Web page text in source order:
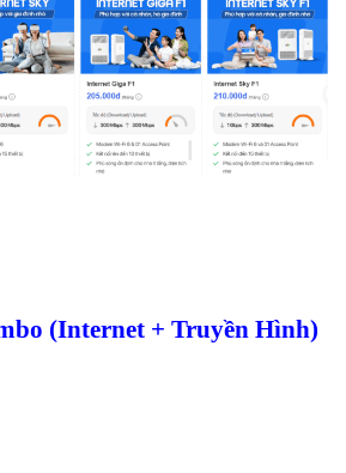
(Internet + Truyền Hình)